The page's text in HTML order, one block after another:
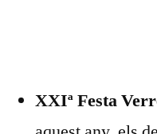
XXIª Festa